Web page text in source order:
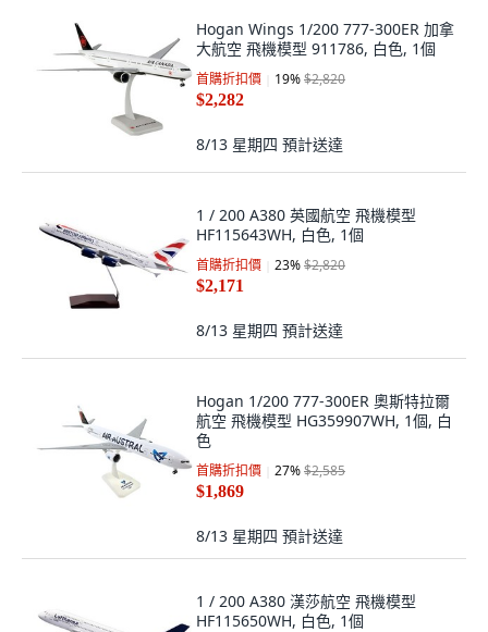
Hogan Wings 1/200 777-300ER 加拿
大航空 飛機模型 911786, 白色, 1個
首購折扣價 19%$2,820
$2,282
8/13 星期四 預計送達
1 / 200 A380 英國航空 飛機模型
HF115643WH, 白色, 1個
首購折扣價 23%$2,820
$2,171
8/13 星期四 預計送達
Hogan 1/200 777-300ER 奧斯特拉爾
航空 飛機模型 HG359907WH, 1個, 白
色
首購折扣價 27%$2,585
$1,869
8/13 星期四 預計送達
1 / 200 A380 漢莎航空 飛機模型
HF115650WH, 白色, 1個